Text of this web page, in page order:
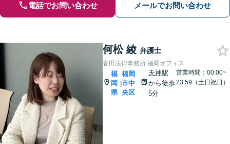
電話でお問い合わせ メールでお問い合わせ
何松 綾 弁護士
春田法律事務所 福岡オフィス
福
岡
県
|
福岡
市中
央区
天神駅
から徒歩
5分
営業時間：00:00~
23:59（土日祝日）